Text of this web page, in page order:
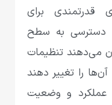
قدرتمندی برای
دسترسی به سطح
می‌دهند تنظیمات
را تغییر دهند
عملکرد و وضعیت